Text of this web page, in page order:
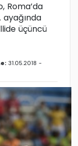
Roma’da
ayağında
üçüncü
31.05.2018 -